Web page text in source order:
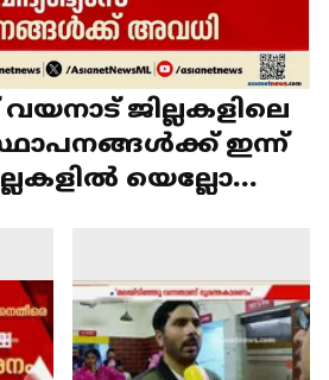
ജില്ലകളിലെ
സ്ഥാപനങ്ങൾക്ക് ഇന്ന്
യെല്ലോ